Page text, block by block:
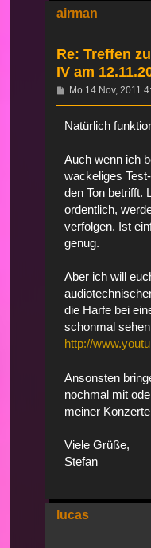
airman
Re: Treffen
IV am
Beitrag
Mo 14 Nov, 2011
Natürlich
Auch wenn ich
wackeliges
den Ton betrifft.
ordentlich,
verfolgen. Ist
genug.
Aber ich will
die Harfe bei
schonmal
http://
Ansonsten
nochmal mit
meiner Konzerte
Viele Grüße,
Stefan
lucas